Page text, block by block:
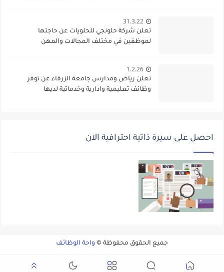
31.3.22
تعلن شركة حلونجي للحلويات عن حاجتها
لموظفين في مختلف المجالات والمهن
1.2.26
تعلن رياض ومدارس جامعة الزرقاء عن توفر
وظائف تعليمية وادارية وخدماتية لديها
احصل على سيرة ذاتية احترافية الان
جميع الحقوق محفوظة © واحة الوظائف